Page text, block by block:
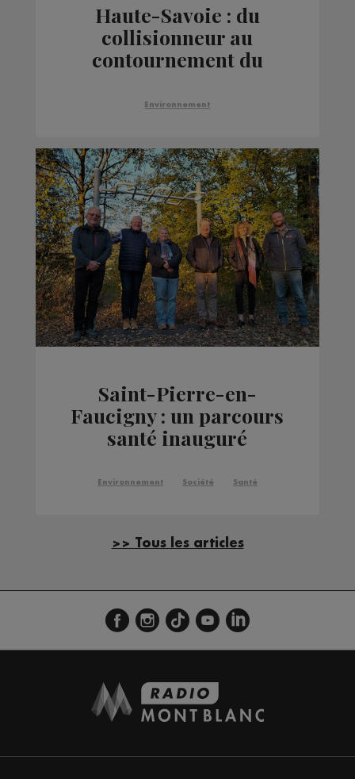
Haute-Savoie : du
collisionneur au
contournement du
mobilisée pour EELV74
Environnement
Saint-Pierre-en-
Faucigny : un parcours
santé inauguré
Environnement Société Santé
>> Tous les articles